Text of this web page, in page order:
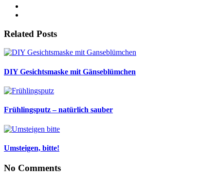
Related Posts
DIY Gesichtsmaske mit Gänseblümchen
Frühlingsputz – natürlich sauber
Umsteigen, bitte!
No Comments